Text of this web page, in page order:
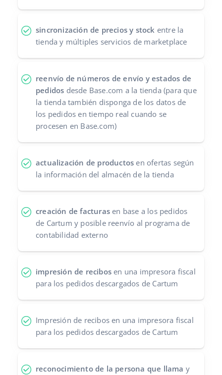
sincronización de precios y stock entre la
tienda y múltiples servicios de marketplace
reenvío de números de envío y estados de
pedidos desde Base.com a la tienda (para que
la tienda también disponga de los datos de
los pedidos en tiempo real cuando se
procesen en Base.com)
actualización de productos en ofertas según
la información del almacén de la tienda
creación de facturas en base a los pedidos
de Cartum y posible reenvío al programa de
contabilidad externo
impresión de recibos en una impresora fiscal
para los pedidos descargados de Cartum
Impresión de recibos en una impresora fiscal
para los pedidos descargados de Cartum
reconocimiento de la persona que llama y